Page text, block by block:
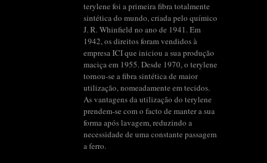
terylene foi a primeira fibra totalmente
sintética do mundo, criada pelo químico
J. R. Whinfield no ano de 1941. Em
1942, os direitos foram vendidos à
empresa ICI que iniciou a sua produção
maciça em 1955. Desde 1970, o terylene
tornou-se a fibra sintética de maior
utilização, nomeadamente em tecidos.
As vantagens da utilização do terylene
prendem-se com o facto de manter a sua
forma após lavagem, reduzindo a
necessidade de uma constante passagem
a ferro.